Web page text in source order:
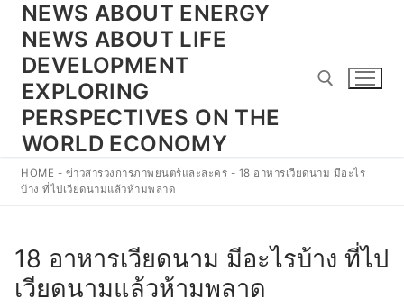
Skip
content
NEWS ABOUT ENERGY
NEWS ABOUT LIFE
DEVELOPMENT
EXPLORING
PERSPECTIVES ON THE
WORLD ECONOMY
Search for:
HOME - ข่าวสารวงการภาพยนตร์และละคร - 18 อาหารเวียดนาม มีอะไร
บ้าง ที่ไปเวียดนามแล้วห้ามพลาด
18 อาหารเวียดนาม มีอะไรบ้าง ที่ไป
เวียดนามแล้วห้ามพลาด